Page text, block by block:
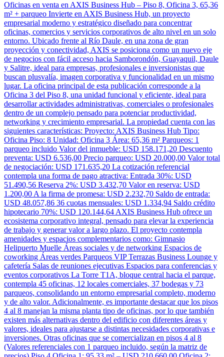
Oficinas en venta en AXIS Business Hub – Piso 8, Oficina 3, 65,36
m² + parqueo Invierte en AXIS Business Hub, un proyecto
empresarial moderno y estratégico diseñado para concentrar
oficinas, comercios y servicios corporativos de alto nivel en un solo
entorno. Ubicado frente al Río Daule, en una zona de gran
proyección y conectividad, AXIS se posiciona como un nuevo eje
de negocios con fácil acceso hacia Samborondón, Guayaquil, Daule
y Salitre, ideal para empresas, profesionales e inversionistas que
buscan plusvalía, imagen corporativa y funcionalidad en un mismo
lugar. La oficina principal de esta publicación corresponde a la
Oficina 3 del Piso 8, una unidad funcional y eficiente, ideal para
desarrollar actividades administrativas, comerciales o profesionales
dentro de un complejo pensado para potenciar productividad,
networking y crecimiento empresarial. La propiedad cuenta con las
siguientes características: Proyecto: AXIS Business Hub Tipo:
Oficina Piso: 8 Unidad: Oficina 3 Área: 65,36 m² Parqueos: 1
parqueo incluido Valor del inmueble: USD 158.171,20 Descuento
preventa: USD 6.536,00 Precio parqueo: USD 20.000,00 Valor total
de negociación: USD 171.635,20 La cotización referencial
contempla una forma de pago atractiva: Entrada 30%: USD
51.490,56 Reserva 2%: USD 3.432,70 Valor en reserva: USD
1.200,00 A la firma de promesa: USD 2.232,70 Saldo de entrada:
USD 48.057,86 36 cuotas mensuales: USD 1.334,94 Saldo crédito
hipotecario 70%: USD 120.144,64 AXIS Business Hub ofrece un
ecosistema corporativo integral, pensado para elevar la experiencia
de trabajo y generar valor a largo plazo. El proyecto contempla
amenidades y espacios complementarios como: Gimnasio
Helipuerto Muelle Áreas sociales y de networking Espacios de
coworking Áreas verdes Parqueos VIP Terrazas Business Lounge y
cafetería Salas de reuniones ejecutivas Espacios para conferencias y
eventos corporativos La Torre T1A, bloque central hacia el parque,
contempla 45 oficinas, 12 locales comerciales, 37 bodegas y 73
parqueos, consolidando un entorno empresarial completo, moderno
y de alto valor. Adicionalmente, es importante destacar que los pisos
4 al 8 manejan la misma planta tipo de oficinas, por lo que también
existen más alternativas dentro del edificio con diferentes áreas y
valores, ideales para ajustarse a distintas necesidades corporativas e
inversiones. Otras oficinas que se comercializan en pisos 4 al 8
(Valores referenciales con 1 parqueo incluido, según la matriz de